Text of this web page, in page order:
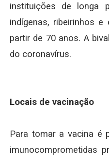
instituições de longa
indígenas, ribeirinhos
partir de 70 anos. A
do coronavírus.
Locais de vacinação
Para tomar a vacina é
imunocomprometidas